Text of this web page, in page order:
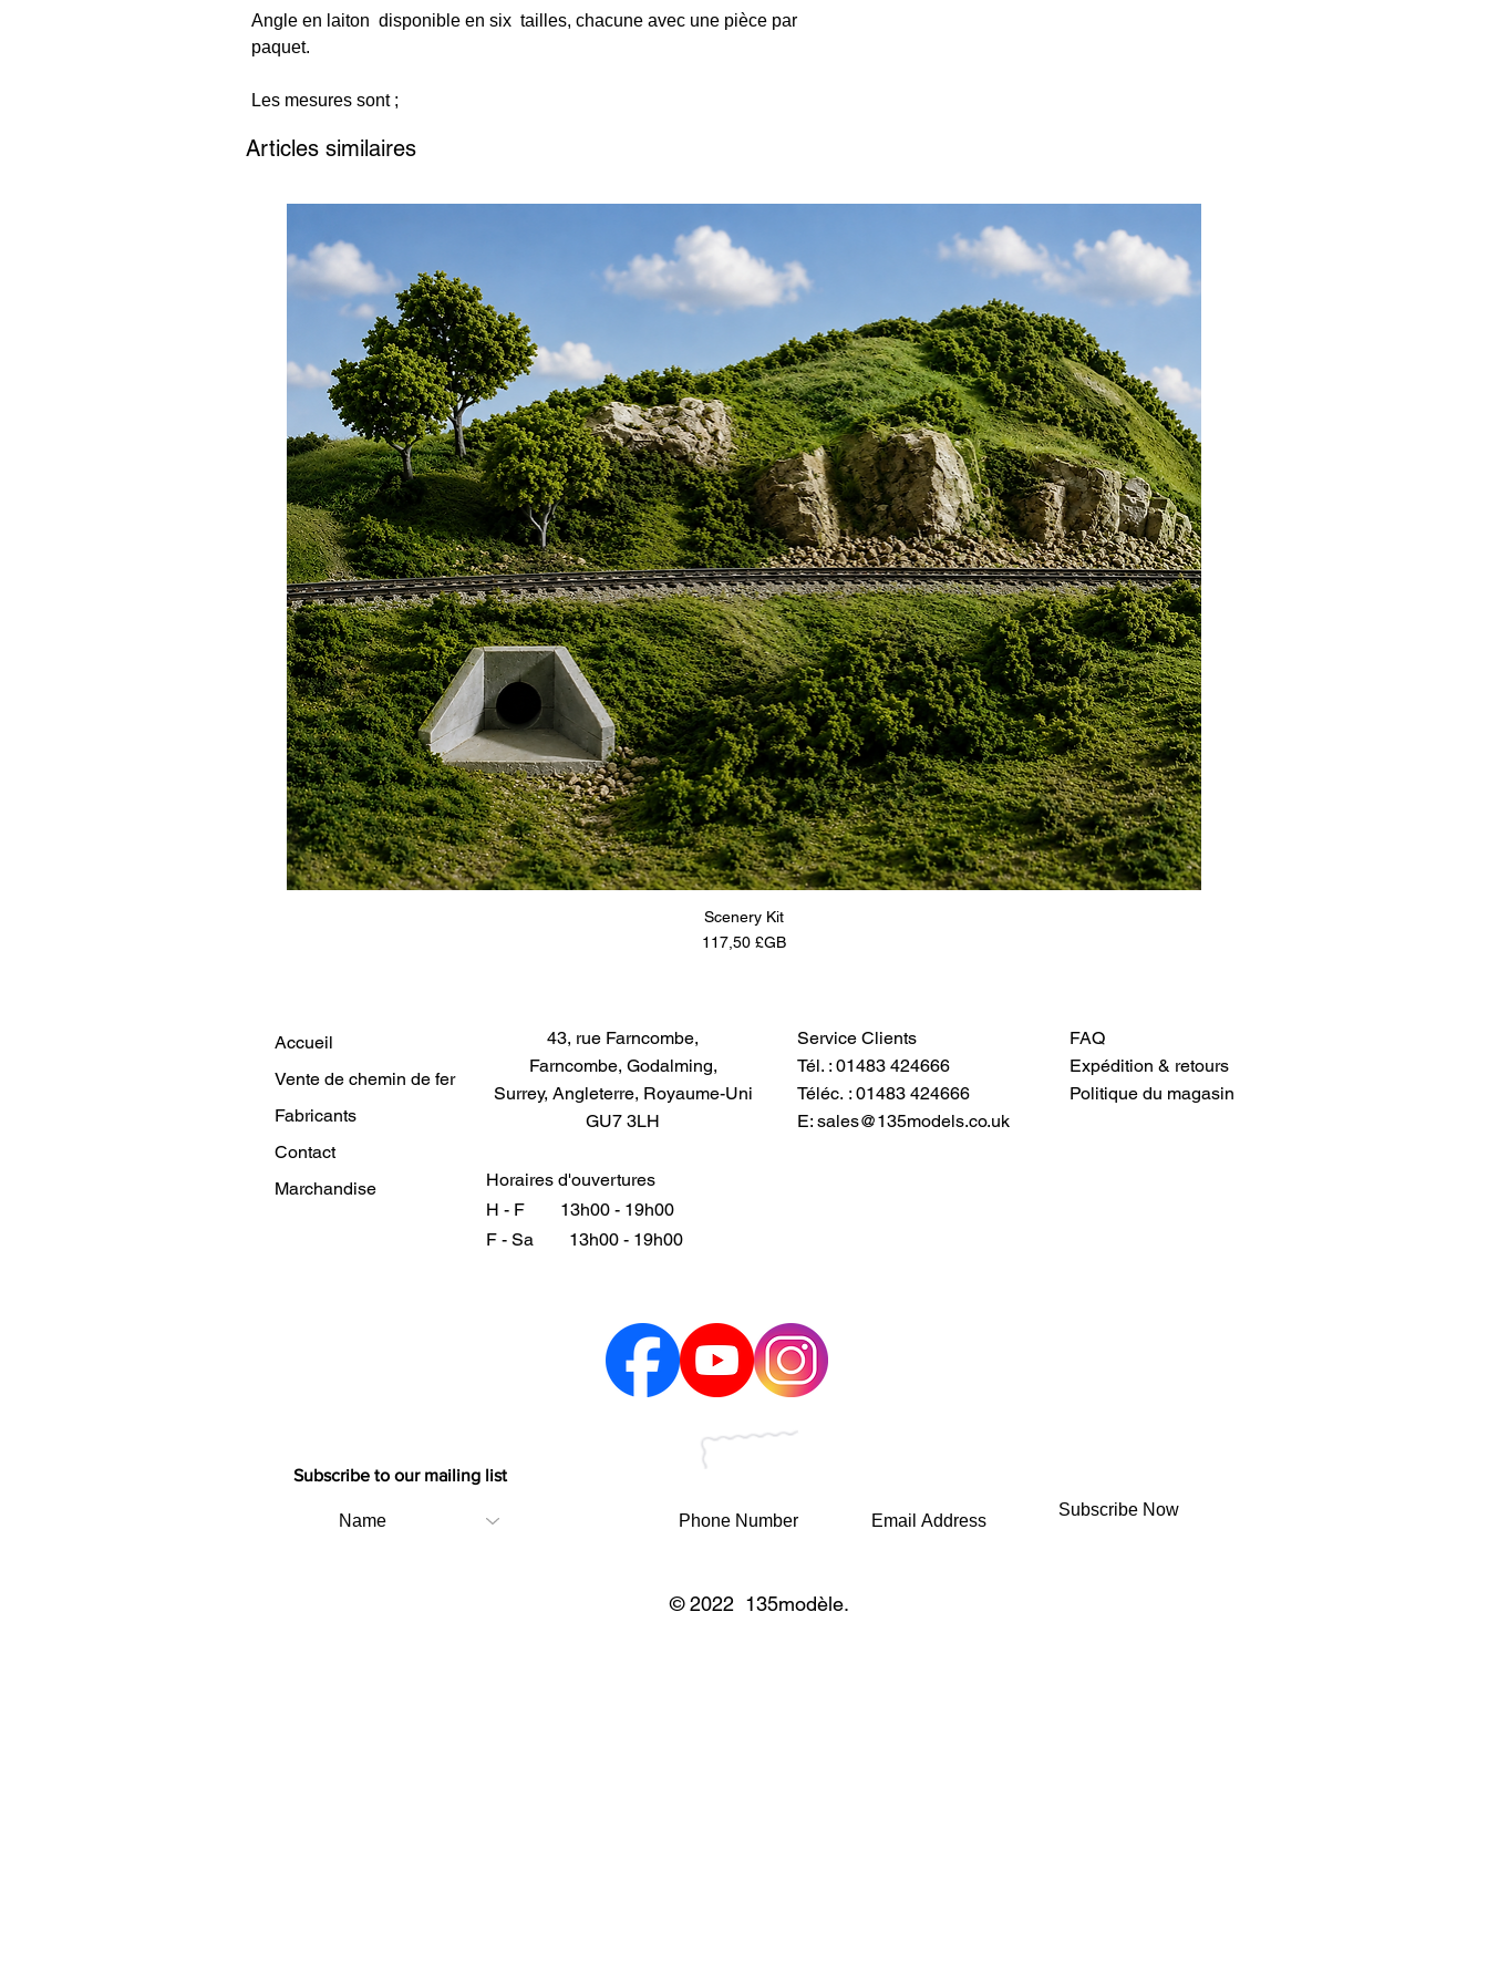
Angle en laiton disponible en six tailles, chacune avec une pièce par
paquet.
Les mesures sont ;
Articles similaires
Scenery Kit
Prix
117,50 £GB
Accueil
Vente de chemin de fer
Fabricants
Contact
Marchandise
43, rue Farncombe,
Farncombe, Godalming,
Surrey, Angleterre, Royaume-Uni
GU7 3LH
Horaires d'ouvertures
H - F
13h00 - 19h00
F - Sa
13h00 - 19h00
Service Clients
Tél. : 01483 424666
Téléc. : 01483 424666
E: sales@135models.co.uk
FAQ
Expédition & retours
Politique du magasin
Subscribe to our mailing list
Subscribe Now
© 2022 135modèle.